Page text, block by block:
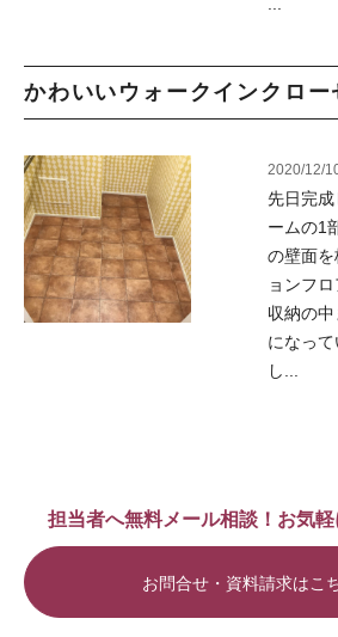
かわいいウォークインクロー
2020/12/
先日完
ームの1
の壁面
ョンフ
収納の
になっ
し...
担当者へ無料メール相談！お気軽
お問合せ・資料請求はこ